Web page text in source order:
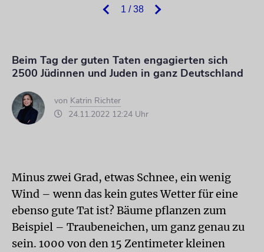
1 / 38
Beim Tag der guten Taten engagierten sich
2500 Jüdinnen und Juden in ganz Deutschland
von Katrin Richter
24.11.2022 12:24 Uhr
Minus zwei Grad, etwas Schnee, ein wenig
Wind – wenn das kein gutes Wetter für eine
ebenso gute Tat ist? Bäume pflanzen zum
Beispiel – Traubeneichen, um ganz genau zu
sein. 1000 von den 15 Zentimeter kleinen